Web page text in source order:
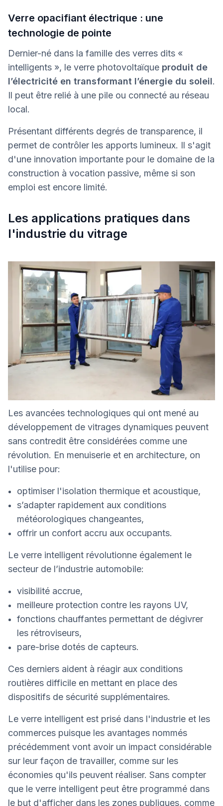
Verre opacifiant électrique : une
technologie de pointe
Dernier-né dans la famille des verres dits «
intelligents », le verre photovoltaïque produit de
l’électricité en transformant l’énergie du soleil.
Il peut être relié à une pile ou connecté au réseau
local.
Présentant différents degrés de transparence, il
permet de contrôler les apports lumineux. Il s'agit
d'une innovation importante pour le domaine de la
construction à vocation passive, même si son
emploi est encore limité.
Les applications pratiques dans
l'industrie du vitrage
Les avancées technologiques qui ont mené au
développement de vitrages dynamiques peuvent
sans contredit être considérées comme une
révolution. En menuiserie et en architecture, on
l'utilise pour:
optimiser l'isolation thermique et acoustique,
s’adapter rapidement aux conditions
météorologiques changeantes,
offrir un confort accru aux occupants.
Le verre intelligent révolutionne également le
secteur de l’industrie automobile:
visibilité accrue,
meilleure protection contre les rayons UV,
fonctions chauffantes permettant de dégivrer
les rétroviseurs,
pare-brise dotés de capteurs.
Ces derniers aident à réagir aux conditions
routières difficile en mettant en place des
dispositifs de sécurité supplémentaires.
Le verre intelligent est prisé dans l'industrie et les
commerces puisque les avantages nommés
précédemment vont avoir un impact considérable
sur leur façon de travailler, comme sur les
économies qu'ils peuvent réaliser. Sans compter
que le verre intelligent peut être programmé dans
le but d'afficher dans les zones publiques, comme